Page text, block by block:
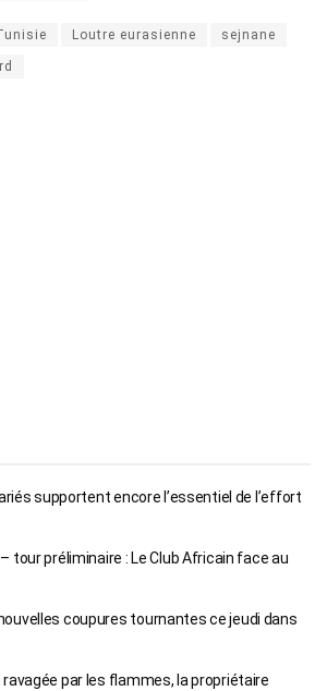
Loutre eurasienne sejnane
supportent encore l’essentiel de l’effort
tour préliminaire : Le Club Africain face au
coupures tournantes ce jeudi dans
ravagée par les flammes, la propriétaire